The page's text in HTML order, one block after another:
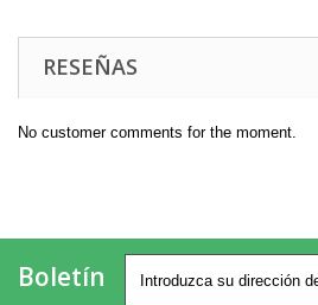
RESEÑAS
No customer comments for the moment.
Boletín